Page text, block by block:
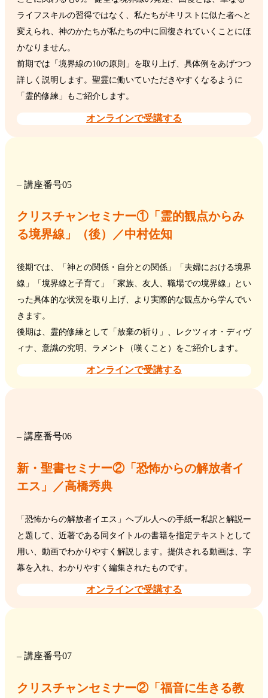
ライフスキルの習得ではなく、私たちがキリストに似た者へと
変えられ、神のかたちが私たちの中に回復されていくことにほ
かなりません。
前期では「境界線の10の原則」を取り上げ、具体例をあげつつ
詳しく説明します。聖霊に働いていただきやすくなるように
「霊的修練」もご紹介します。
オンラインで受講する
– 講座番号05
クリスチャンセミナー①「霊的観点からみ
る境界線」（後）／中村佐知
後期では、「神との関係・自分との関係」「夫婦における境界
線」「境界線と子育て」「家族、友人、職場での境界線」とい
った具体的な状況を取り上げ、より実際的な観点から学んでい
きます。
後期は、霊的修練として「放棄の祈り」、レクツィオ・ディヴ
ィナ、意識の究明、ラメント（嘆くこと）をご紹介します。
オンラインで受講する
– 講座番号06
新・聖書セミナー②「恐怖からの解放者イ
エス」／高橋秀典
「恐怖からの解放者イエス」ヘブル人への手紙ー私訳と解説ー
と題して、近著である同タイトルの書籍を指定テキストとして
用い、動画でわかりやすく解説します。提供される動画は、字
幕を入れ、わかりやすく編集されたものです。
オンラインで受講する
– 講座番号07
クリスチャンセミナー②「福音に生きる教